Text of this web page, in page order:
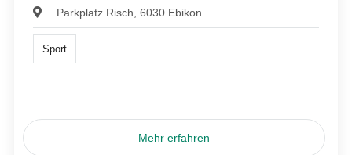
Parkplatz Risch, 6030 Ebikon
Sport
Mehr erfahren